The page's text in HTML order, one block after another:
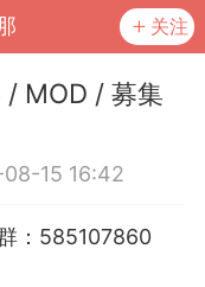
关注
/ MOD / 募集
15 16:42
：585107860